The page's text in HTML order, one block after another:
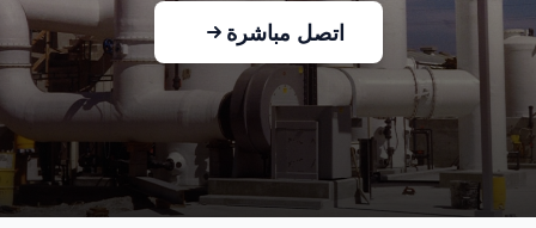
اتصل مباشرة